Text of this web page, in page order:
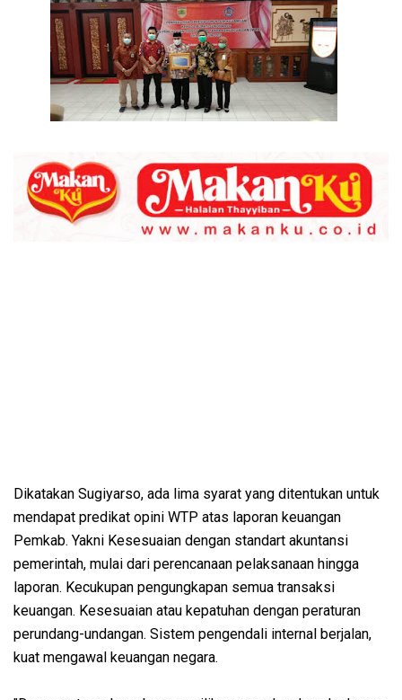
Dikatakan Sugiyarso, ada lima syarat yang ditentukan untuk
mendapat predikat opini WTP atas laporan keuangan
Pemkab. Yakni Kesesuaian dengan standart akuntansi
pemerintah, mulai dari perencanaan pelaksanaan hingga
laporan. Kecukupan pengungkapan semua transaksi
keuangan. Kesesuaian atau kepatuhan dengan peraturan
perundang-undangan. Sistem pengendali internal berjalan,
kuat mengawal keuangan negara.